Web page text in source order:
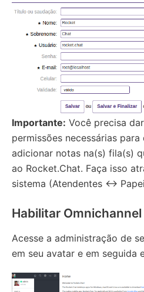
Importante: Você precisa
permissões necessárias
adicionar notas na(s) fila(s)
ao Rocket.Chat. Faça isso
sistema (Atendentes <->
Habilitar
Acesse a administração de
em seu avatar e em seguida